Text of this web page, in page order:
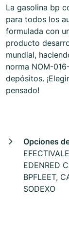
La gasolina bp
para todos los
formulada con
producto
mundial,
norma NOM-
depósitos.
pensado!
Opciones
EDENRED
BPFLEET,
SODEXO